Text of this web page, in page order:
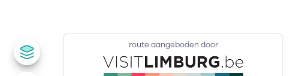
route aangeboden door